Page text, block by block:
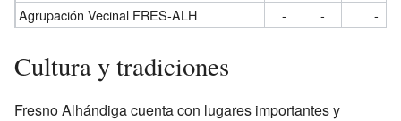
Agrupación Vecinal FRES-ALH
- - -
Cultura y tradiciones
Fresno Alhándiga cuenta con lugares importantes y